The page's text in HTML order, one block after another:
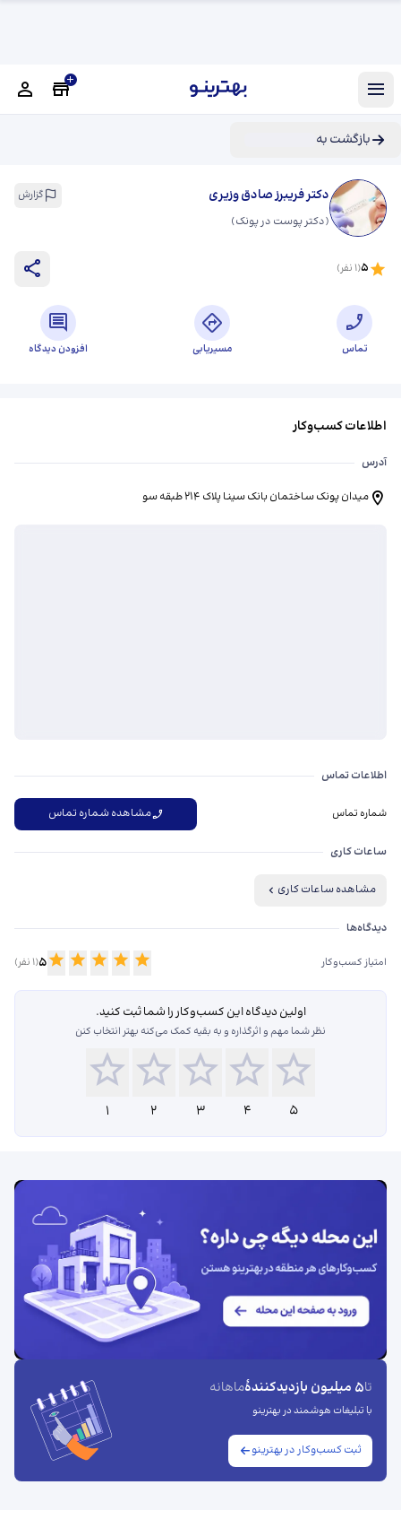
بازگشت به
دکتر فریبرز صادق وزیری گزارش
(دکتر پوست در پونک)
5
(
1 نفر)
تماس مسیریابی افزودن دیدگاه
اطلاعات کسب‌وکار
آدرس
میدان پونک ساختمان بانک سینا پلاک 214 طبقه سو
اطلاعات تماس
شماره تماس مشاهده شماره تماس
ساعات کاری
مشاهده ساعات کاری
دیدگاه‌ها درباره دکتر فریبرز صادق وزیری
دیدگاه‌ها
امتیاز کسب‌وکار 5
(
1 نفر)
اولین دیدگاه این کسب‌و‌کار را شما ثبت کنید.
نظر شما مهم و اثرگذاره و به بقیه کمک می‌کنه بهتر انتخاب کنن
1 2 3 4 5
تا5 میلیون بازدیدکنندهٔ ماهانه
با تبلیغات هوشمند در بهترینو
ثبت کسب‌وکار در بهترینو